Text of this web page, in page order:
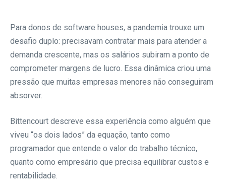
Para donos de software houses, a pandemia trouxe um
desafio duplo: precisavam contratar mais para atender a
demanda crescente, mas os salários subiram a ponto de
comprometer margens de lucro. Essa dinâmica criou uma
pressão que muitas empresas menores não conseguiram
absorver.
Bittencourt descreve essa experiência como alguém que
viveu “os dois lados” da equação, tanto como
programador que entende o valor do trabalho técnico,
quanto como empresário que precisa equilibrar custos e
rentabilidade.